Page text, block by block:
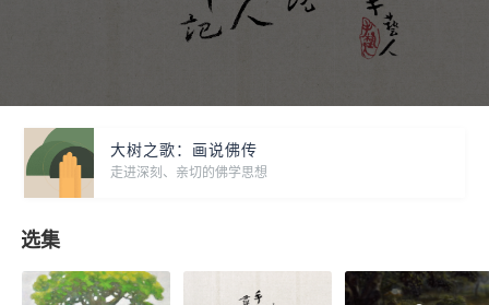
大树之歌：画说佛传
走进深刻、亲切的佛学思想
选集